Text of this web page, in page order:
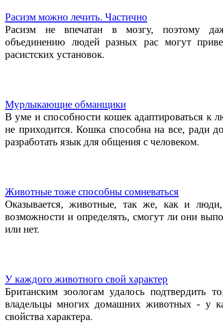
Расизм можно лечить. Частично
Расизм не впечатан в мозгу, поэтому
объединению людей разных рас могут
расистских установок.
Мурлыкающие обманщики
В уме и способности кошек адаптироваться к
не приходится. Кошка способна на все, ради
разработать язык для общения с человеком.
Животные тоже способны сомневаться
Оказывается, животные, так же, как и
возможности и определять, смогут ли они
или нет.
У каждого животного свой характер
Британским зоологам удалось подтвердить
владельцы многих домашних животных - у
свойства характера.